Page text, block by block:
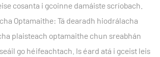
cosanta i gcoinne damáiste scríobach.
Optamaithe: Tá dearadh hiodrálacha
plaisteach optamaithe chun sreabhán
go héifeachtach. Is éard atá i gceist leis